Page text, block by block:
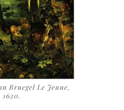
Bruegel Le Jeune,
1620.